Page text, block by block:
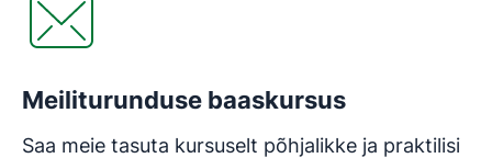
Meiliturunduse baaskursus
Saa meie tasuta kursuselt põhjalikke ja praktilisi